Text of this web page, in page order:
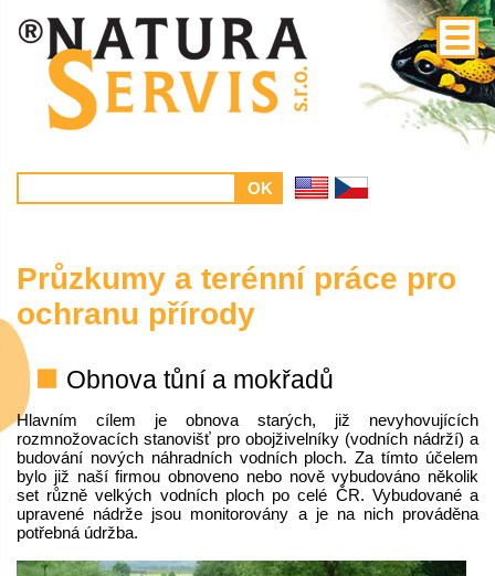
Průzkumy a terénní práce pro
ochranu přírody
Obnova tůní a mokřadů
Hlavním cílem je obnova starých, již nevyhovujících
rozmnožovacích stanovišť pro obojživelníky (vodních nádrží) a
budování nových náhradních vodních ploch. Za tímto účelem
bylo již naší firmou obnoveno nebo nově vybudováno několik
set různě velkých vodních ploch po celé ČR. Vybudované a
upravené nádrže jsou monitorovány a je na nich prováděna
potřebná údržba.